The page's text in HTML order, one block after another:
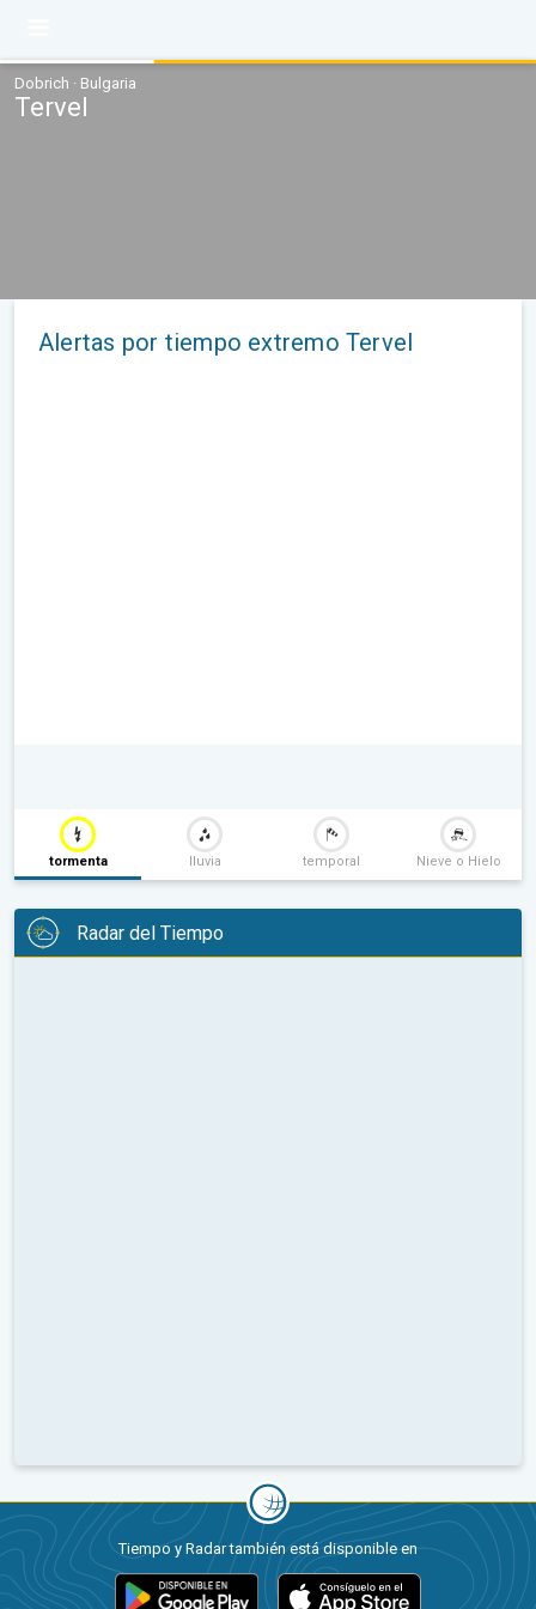
Dobrich · Bulgaria
Tervel
Alertas por tiempo extremo Tervel
tormenta lluvia temporal Nieve o Hielo
Radar del Tiempo
Tiempo y Radar también está disponible en